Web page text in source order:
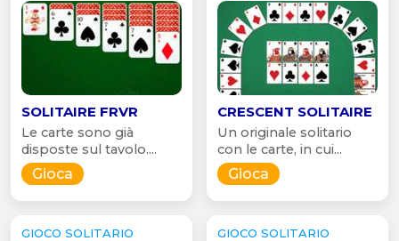
SOLITAIRE FRVR
Le carte sono già
disposte sul tavolo....
Gioca
CRESCENT SOLITAIRE
Un originale solitario
con le carte, in cui...
Gioca
GIOCO SOLITARIO GIOCO SOLITARIO